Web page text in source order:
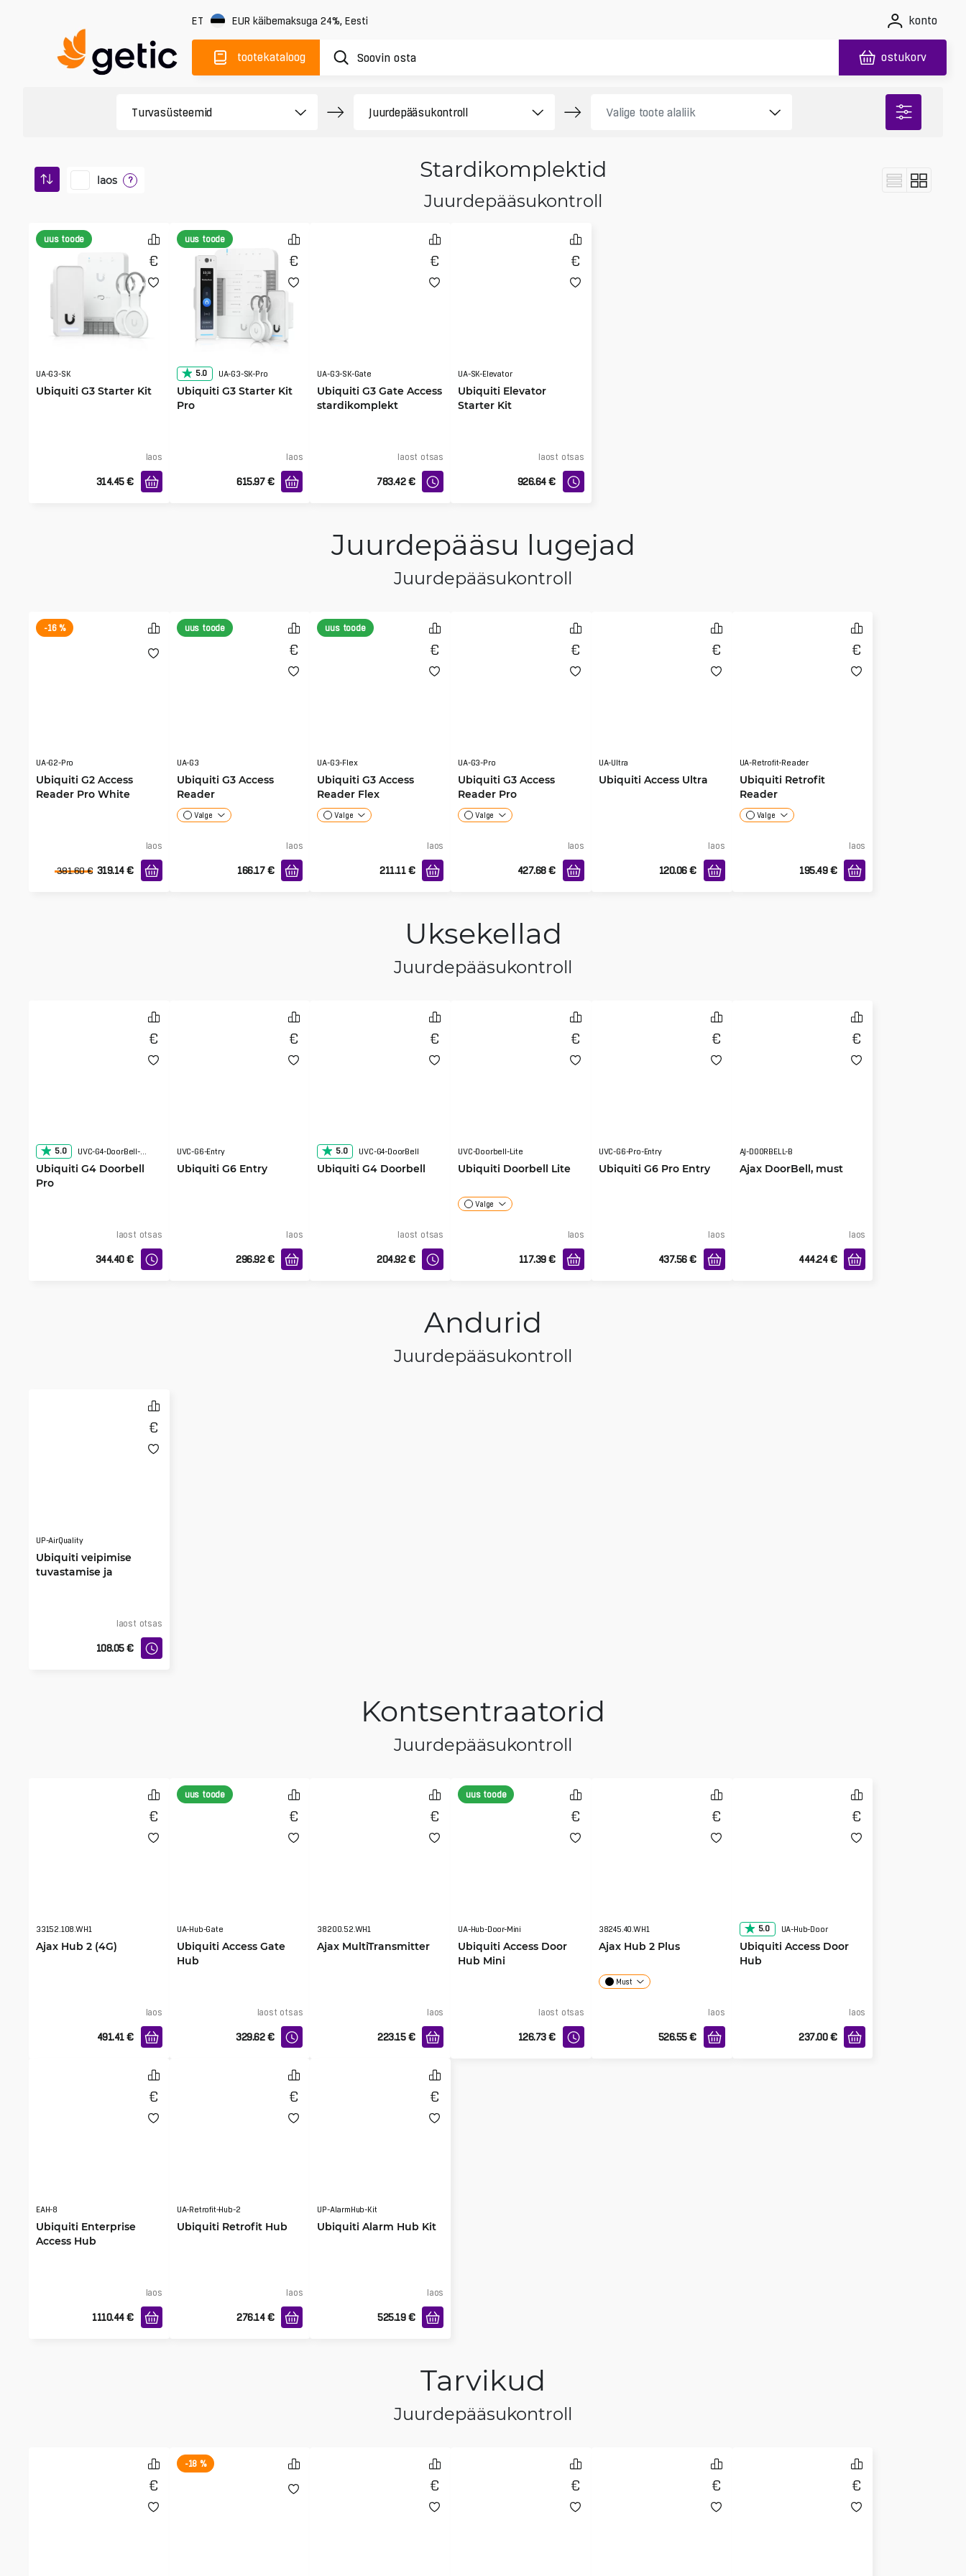
ET EUR käibemaksuga 24%, Eesti konto
tootekataloog ostukorv
laos ? Stardikomplektid
Juurdepääsukontroll
uus toode
UA-G3-SK
Ubiquiti G3 Starter Kit
laos
314.45 €
uus toode
5.0 UA-G3-SK-Pro
Ubiquiti G3 Starter Kit
Pro
laos
615.97 €
UA-G3-SK-Gate
Ubiquiti G3 Gate Access
stardikomplekt
laost otsas
783.42 €
UA-SK-Elevator
Ubiquiti Elevator
Starter Kit
laost otsas
926.64 €
Juurdepääsu lugejad
Juurdepääsukontroll
-16 %
UA-G2-Pro
Ubiquiti G2 Access
Reader Pro White
laos
381.60 € 319.14 €
uus toode
UA-G3
Ubiquiti G3 Access
Reader
Valge
laos
166.17 €
uus toode
UA-G3-Flex
Ubiquiti G3 Access
Reader Flex
Valge
laos
211.11 €
UA-G3-Pro
Ubiquiti G3 Access
Reader Pro
Valge
laos
427.68 €
UA-Ultra
Ubiquiti Access Ultra
laos
120.06 €
UA-Retrofit-Reader
Ubiquiti Retrofit
Reader
Valge
laos
195.49 €
Uksekellad
Juurdepääsukontroll
5.0 UVC-G4-DoorBell-Pro
Ubiquiti G4 Doorbell
Pro
laost otsas
344.40 €
UVC-G6-Entry
Ubiquiti G6 Entry
laos
296.92 €
5.0 UVC-G4-DoorBell
Ubiquiti G4 Doorbell
laost otsas
204.92 €
UVC-Doorbell-Lite
Ubiquiti Doorbell Lite
Valge
laos
117.39 €
UVC-G6-Pro-Entry
Ubiquiti G6 Pro Entry
laos
437.56 €
AJ-DOORBELL-B
Ajax DoorBell, must
laos
444.24 €
Andurid
Juurdepääsukontroll
UP-AirQuality
Ubiquiti veipimise
tuvastamise ja
laost otsas
108.05 €
Kontsentraatorid
Juurdepääsukontroll
33152.108.WH1
Ajax Hub 2 (4G)
laos
491.41 €
uus toode
UA-Hub-Gate
Ubiquiti Access Gate
Hub
laost otsas
329.62 €
38200.52.WH1
Ajax MultiTransmitter
laos
223.15 €
uus toode
UA-Hub-Door-Mini
Ubiquiti Access Door
Hub Mini
laost otsas
126.73 €
38245.40.WH1
Ajax Hub 2 Plus
Must
laos
526.55 €
5.0 UA-Hub-Door
Ubiquiti Access Door
Hub
laos
237.00 €
EAH-8
Ubiquiti Enterprise
Access Hub
laos
1110.44 €
UA-Retrofit-Hub-2
Ubiquiti Retrofit Hub
laos
276.14 €
UP-AlarmHub-Kit
Ubiquiti Alarm Hub Kit
laos
525.19 €
Tarvikud
Juurdepääsukontroll
-18 %